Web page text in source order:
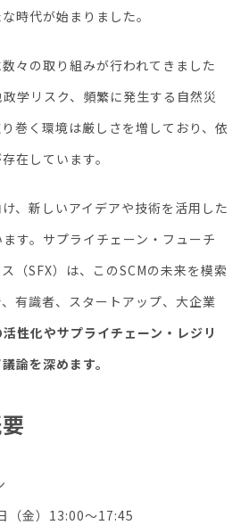
時代が始まりました。
々の取り組みが⾏われてきました
学リスク、頻繁に発⽣する⾃然災
巻く環境は厳しさを増しており、依
在しています。
、新しいアイデアや技術を活⽤した
す。サプライチェーン‧フューチ
（SFX）は、このSCMの未来を模索
有識者、スタートアップ、⼤企業
活性化やサプライチェーン‧レジリ
論を深めます。
（金）13:00〜17:45